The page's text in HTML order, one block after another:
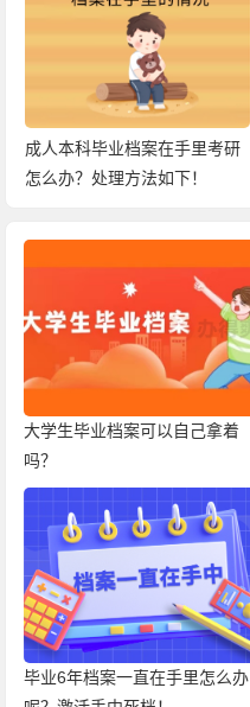
成人本科毕业档案在手里考研
怎么办？处理方法如下！
大学生毕业档案可以自己拿着
吗？
毕业6年档案一直在手里怎么办